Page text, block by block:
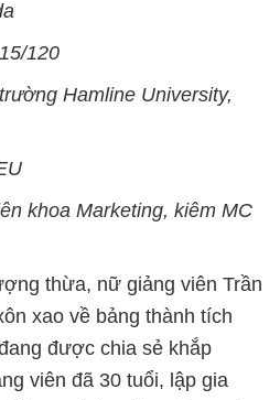
120
Hamline University,
khoa Marketing, kiêm MC
thừa, nữ giảng viên Trần
xao về bảng thành tích
được chia sẻ khắp
viên đã 30 tuổi, lập gia